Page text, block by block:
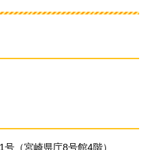
（宮崎県庁8号館4階）